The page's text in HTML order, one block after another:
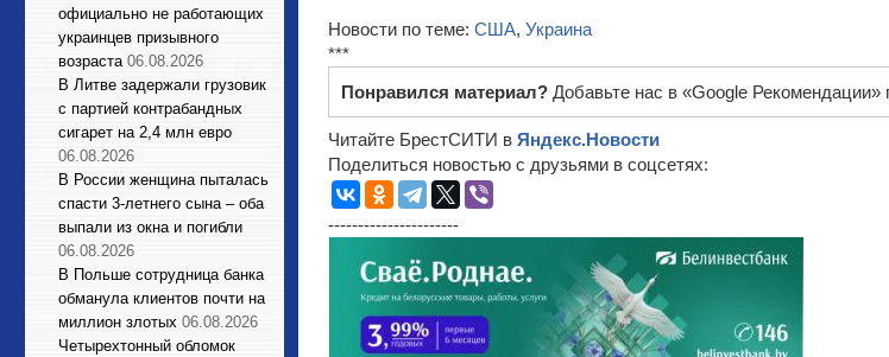
официально не работающих
украинцев призывного
возраста 06.08.2026
В Литве задержали грузовик
с партией контрабандных
сигарет на 2,4 млн евро
06.08.2026
В России женщина пыталась
спасти 3-летнего сына – оба
выпали из окна и погибли
06.08.2026
В Польше сотрудница банка
обманула клиентов почти на
миллион злотых 06.08.2026
Четырехтонный обломок
Новости по теме: США, Украина
***
Понравился материал? Добавьте нас в «Google Рекомендации»
Читайте БрестСИТИ в Яндекс.Новости
Поделиться новостью с друзьями в соцсетях:
----------------------